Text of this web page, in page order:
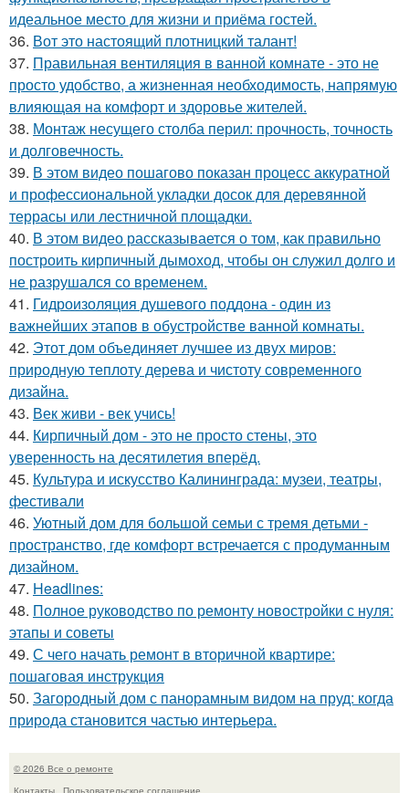
идеальное место для жизни и приёма гостей.
36. Вот это настоящий плотницкий талант!
37. Правильная вентиляция в ванной комнате - это не
просто удобство, а жизненная необходимость, напрямую
влияющая на комфорт и здоровье жителей.
38. Монтаж несущего столба перил: прочность, точность
и долговечность.
39. В этом видео пошагово показан процесс аккуратной
и профессиональной укладки досок для деревянной
террасы или лестничной площадки.
40. В этом видео рассказывается о том, как правильно
построить кирпичный дымоход, чтобы он служил долго и
не разрушался со временем.
41. Гидроизоляция душевого поддона - один из
важнейших этапов в обустройстве ванной комнаты.
42. Этот дом объединяет лучшее из двух миров:
природную теплоту дерева и чистоту современного
дизайна.
43. Век живи - век учись!
44. Кирпичный дом - это не просто стены, это
уверенность на десятилетия вперёд.
45. Культура и искусство Калининграда: музеи, театры,
фестивали
46. Уютный дом для большой семьи с тремя детьми -
пространство, где комфорт встречается с продуманным
дизайном.
47. Headlines:
48. Полное руководство по ремонту новостройки с нуля:
этапы и советы
49. С чего начать ремонт в вторичной квартире:
пошаговая инструкция
50. Загородный дом с панорамным видом на пруд: когда
природа становится частью интерьера.
© 2026 Все о ремонте
Контакты
Пользовательское соглашение